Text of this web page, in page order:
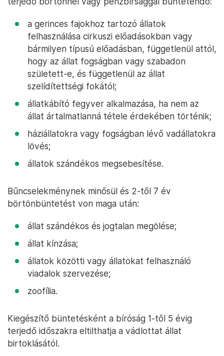
a gerinces fajokhoz tartozó állatok
felhasználása cirkuszi előadásokban vagy
bármilyen típusú előadásban, függetlenül attól,
hogy az állat fogságban vagy szabadon
született-e, és függetlenül az állat
szelídítettségi fokától;
állatkábító fegyver alkalmazása, ha nem az
állat ártalmatlanná tétele érdekében történik;
háziállatokra vagy fogságban lévő vadállatokra
lövés;
állatok szándékos megsebesítése.
Bűncselekménynek minősül és 2-től 7 év
börtönbüntetést von maga után:
állat szándékos és jogtalan megölése;
állat kínzása;
állatok közötti vagy állatokat felhasználó
viadalok szervezése;
zoofília.
Kiegészítő büntetésként a bíróság 1-től 5 évig
terjedő időszakra eltilthatja a vádlottat állat
birtoklásától.